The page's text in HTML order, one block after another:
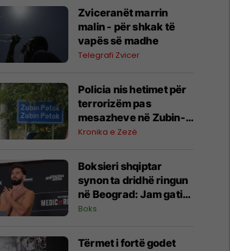
Zviceranët marrin
malin - për shkak të
vapës së madhe
Telegrafi Zvicer
Policia nis hetimet për
terrorizëm pas
mesazheve në Zubin-
Potok
Kronika e Zezë
Boksieri shqiptar
synon ta dridhë ringun
në Beograd: Jam gati,
Zoti e bekoftë
Boks
Tërmet i fortë godet